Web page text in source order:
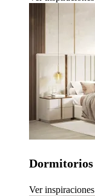
Dormitorios
Ver inspiraciones